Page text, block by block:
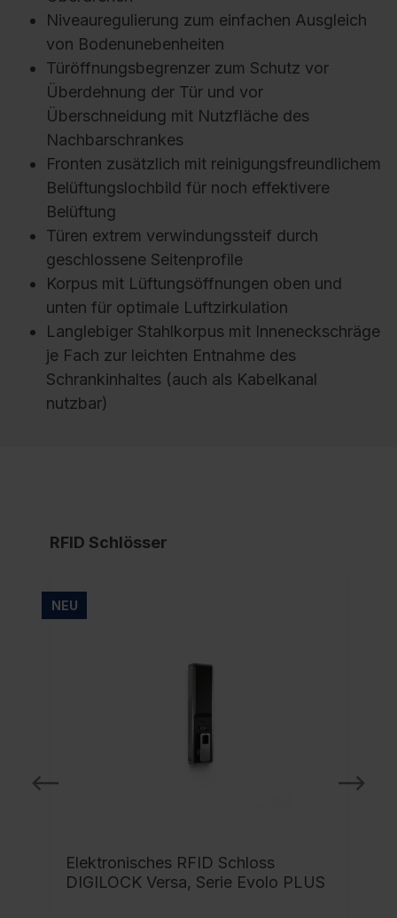
Niveauregulierung zum einfachen Ausgleich
von Bodenunebenheiten
Türöffnungsbegrenzer zum Schutz vor
Überdehnung der Tür und vor
Überschneidung mit Nutzfläche des
Nachbarschrankes
Fronten zusätzlich mit reinigungsfreundlichem
Belüftungslochbild für noch effektivere
Belüftung
Türen extrem verwindungssteif durch
geschlossene Seitenprofile
Korpus mit Lüftungsöffnungen oben und
unten für optimale Luftzirkulation
Langlebiger Stahlkorpus mit Inneneckschräge
je Fach zur leichten Entnahme des
Schrankinhaltes (auch als Kabelkanal
nutzbar)
RFID Schlösser
NEU
Elektronisches RFID Schloss
DIGILOCK Versa, Serie Evolo PLUS